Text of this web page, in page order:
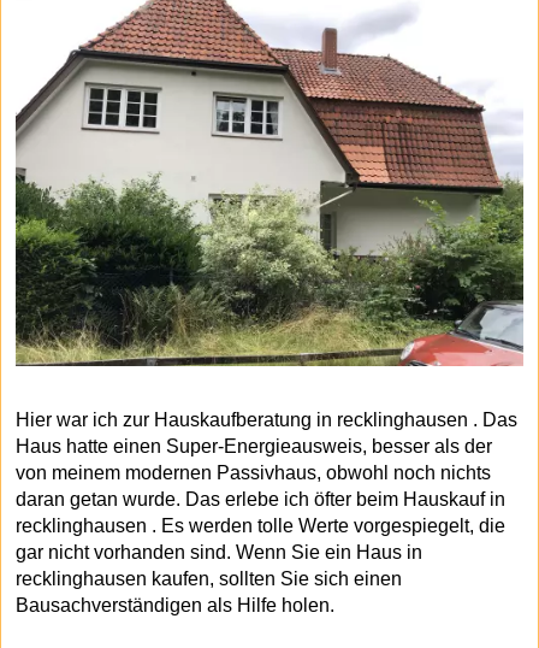
Hier war ich zur Hauskaufberatung in recklinghausen . Das
Haus hatte einen Super-Energieausweis, besser als der
von meinem modernen Passivhaus, obwohl noch nichts
daran getan wurde. Das erlebe ich öfter beim Hauskauf in
recklinghausen . Es werden tolle Werte vorgespiegelt, die
gar nicht vorhanden sind. Wenn Sie ein Haus in
recklinghausen kaufen, sollten Sie sich einen
Bausachverständigen als Hilfe holen.